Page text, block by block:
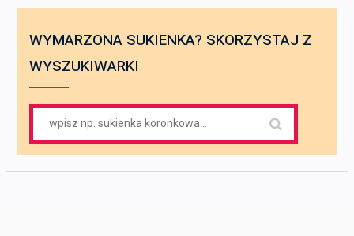
WYMARZONA SUKIENKA? SKORZYSTAJ Z
WYSZUKIWARKI